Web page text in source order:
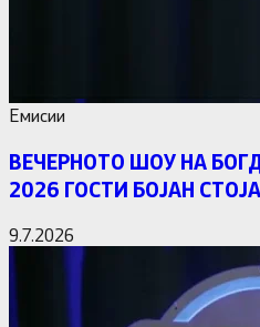
Емисии
ВЕЧЕРНОТО ШОУ НА
2026 ГОСТИ БОЈАН
9.7.2026